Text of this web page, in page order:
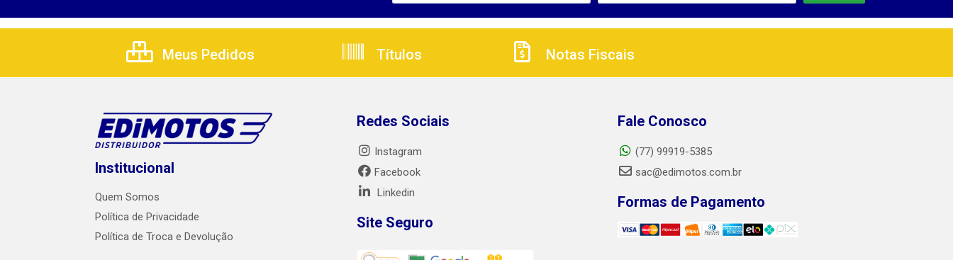
Meus Pedidos Títulos Notas Fiscais
Institucional
Quem Somos
Política de Privacidade
Política de Troca e Devolução
Redes Sociais
Instagram
Facebook
Linkedin
Site Seguro
Fale Conosco
(77) 99919-5385
sac@edimotos.com.br
Formas de Pagamento